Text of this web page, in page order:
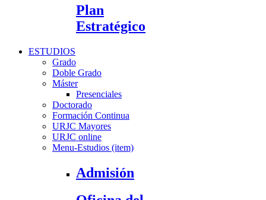
Plan
Estratégico
ESTUDIOS
Grado
Doble Grado
Máster
Presenciales
Doctorado
Formación Continua
URJC Mayores
URJC online
Menu-Estudios (item)
Admisión